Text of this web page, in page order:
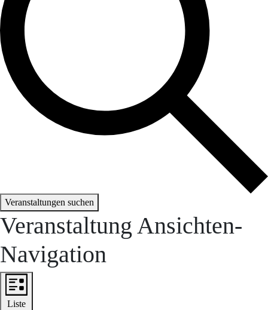
Veranstaltungen suchen
Veranstaltung Ansichten-
Navigation
Liste